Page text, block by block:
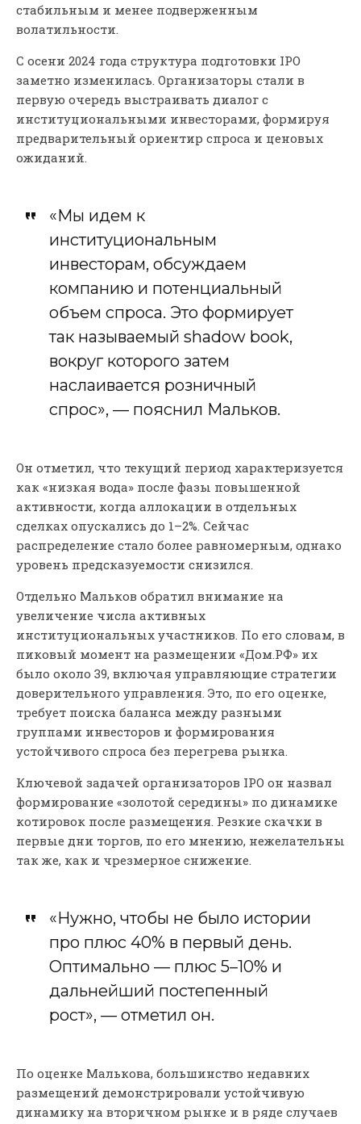
стабильным и менее подверженным
волатильности.
С осени 2024 года структура подготовки IPO
заметно изменилась. Организаторы стали в
первую очередь выстраивать диалог с
институциональными инвесторами, формируя
предварительный ориентир спроса и ценовых
ожиданий.
«Мы идем к
институциональным
инвесторам, обсуждаем
компанию и потенциальный
объем спроса. Это формирует
так называемый shadow book,
вокруг которого затем
наслаивается розничный
спрос», — пояснил Мальков.
Он отметил, что текущий период характеризуется
как «низкая вода» после фазы повышенной
активности, когда аллокации в отдельных
сделках опускались до 1–2%. Сейчас
распределение стало более равномерным, однако
уровень предсказуемости снизился.
Отдельно Мальков обратил внимание на
увеличение числа активных
институциональных участников. По его словам, в
пиковый момент на размещении «Дом.РФ» их
было около 39, включая управляющие стратегии
доверительного управления. Это, по его оценке,
требует поиска баланса между разными
группами инвесторов и формирования
устойчивого спроса без перегрева рынка.
Ключевой задачей организаторов IPO он назвал
формирование «золотой середины» по динамике
котировок после размещения. Резкие скачки в
первые дни торгов, по его мнению, нежелательны
так же, как и чрезмерное снижение.
«Нужно, чтобы не было истории
про плюс 40% в первый день.
Оптимально — плюс 5–10% и
дальнейший постепенный
рост», — отметил он.
По оценке Малькова, большинство недавних
размещений демонстрировали устойчивую
динамику на вторичном рынке и в ряде случаев